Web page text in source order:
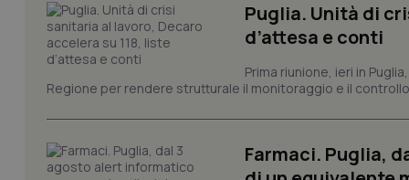
Puglia. Unità di
d’attesa e conti
Prima riunione, ieri in
Regione per rendere strutturale il monitoraggio e il
Farmaci. Puglia,